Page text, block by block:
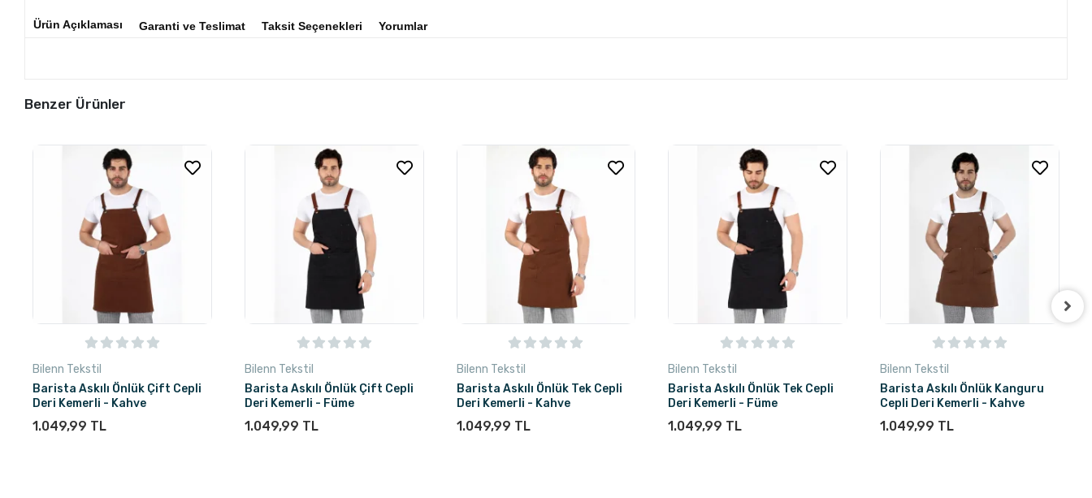
Ürün Açıklaması Garanti ve Teslimat Taksit Seçenekleri Yorumlar
Benzer Ürünler
Bilenn Tekstil
Barista Askılı Önlük Çift Cepli
Deri Kemerli - Kahve
1.049,99 TL
Bilenn Tekstil
Barista Askılı Önlük Çift Cepli
Deri Kemerli - Füme
1.049,99 TL
Bilenn Tekstil
Barista Askılı Önlük Tek Cepli
Deri Kemerli - Kahve
1.049,99 TL
Bilenn Tekstil
Barista Askılı Önlük Tek Cepli
Deri Kemerli - Füme
1.049,99 TL
Bilenn Tekstil
Barista Askılı Önlük Kanguru
Cepli Deri Kemerli - Kahve
1.049,99 TL